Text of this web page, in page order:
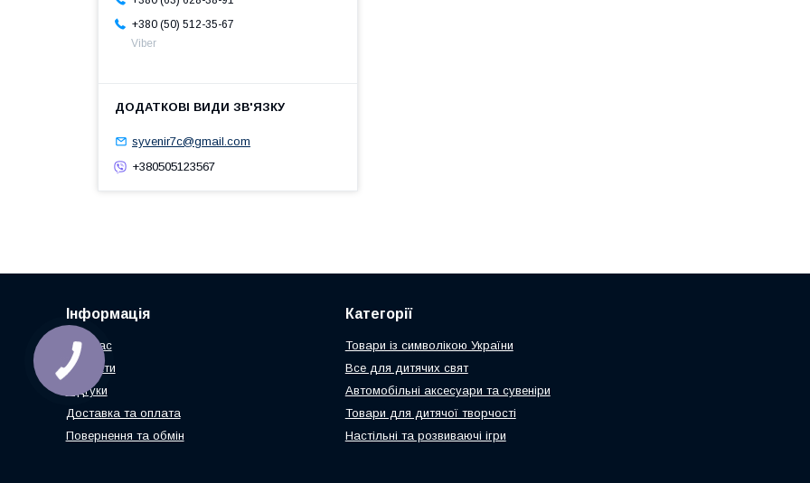
+380 (50) 512-35-67
Viber
syvenir7c@gmail.com
+380505123567
Інформація
Про нас
Контакти
Відгуки
Доставка та оплата
Повернення та обмін
Категорії
Товари із символікою України
Все для дитячих свят
Автомобільні аксесуари та сувеніри
Товари для дитячої творчості
Настільні та розвиваючі ігри